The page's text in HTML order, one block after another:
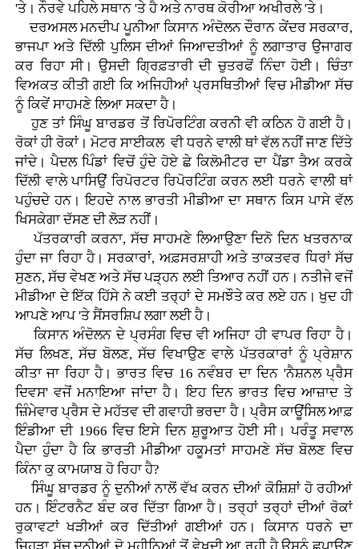
'ਤੇ। ਨੌਰਵੇ ਪਹਿਲੇ ਸਥਾਨ 'ਤੇ ਹੈ ਅਤੇ ਨਾਰਥ ਕੋਰੀਆ ਅਖੀਰਲੇ 'ਤੇ।
ਦਰਅਸਲ ਮਨਦੀਪ ਪੂਨੀਆ ਕਿਸਾਨ ਅੰਦੋਲਨ ਦੌਰਾਨ ਕੇਂਦਰ ਸਰਕਾਰ,
ਭਾਜਪਾ ਅਤੇ ਦਿੱਲੀ ਪੁਲਿਸ ਦੀਆਂ ਜਿਆਦਤੀਆਂ ਨੂੰ ਲਗਾਤਾਰ ਉਜਾਗਰ
ਕਰ ਰਿਹਾ ਸੀ। ਉਸਦੀ ਗ੍ਰਿਫ਼ਤਾਰੀ ਦੀ ਚੁਤਰਫੋਂ ਨਿੰਦਾ ਹੋਈ। ਚਿੰਤਾ
ਵਿਅਕਤ ਕੀਤੀ ਗਈ ਕਿ ਅਜਿਹੀਆਂ ਪ੍ਰਸਥਿਤੀਆਂ ਵਿਚ ਮੀਡੀਆ ਸੱਚ
ਨੂੰ ਕਿਵੇਂ ਸਾਹਮਣੇ ਲਿਆ ਸਕਦਾ ਹੈ।
ਹੁਣ ਤਾਂ ਸਿੰਘੂ ਬਾਰਡਰ ਤੋਂ ਰਿਪੋਰਟਿੰਗ ਕਰਨੀ ਵੀ ਕਠਿਨ ਹੋ ਗਈ ਹੈ।
ਰੋਕਾਂ ਹੀ ਰੋਕਾਂ। ਮੋਟਰ ਸਾਈਕਲ ਵੀ ਧਰਨੇ ਵਾਲੀ ਥਾਂ ਵੱਲ ਨਹੀਂ ਜਾਣ ਦਿੱਤੇ
ਜਾਂਦੇ। ਪੈਦਲ ਪਿੰਡਾਂ ਵਿਚੋਂ ਹੁੰਦੇ ਹੋਏ ਛੇ ਕਿਲੋਮੀਟਰ ਦਾ ਪੈਂਡਾ ਤੈਅ ਕਰਕੇ
ਦਿੱਲੀ ਵਾਲੇ ਪਾਸਿਉਂ ਰਿਪੋਰਟਰ ਰਿਪੋਰਟਿੰਗ ਕਰਨ ਲਈ ਧਰਨੇ ਵਾਲੀ ਥਾਂ
ਪਹੁੰਚਦੇ ਹਨ। ਇਹਦੇ ਨਾਲ ਭਾਰਤੀ ਮੀਡੀਆ ਦਾ ਸਥਾਨ ਕਿਸ ਪਾਸੇ ਵੱਲ
ਖਿਸਕੇਗਾ ਦੱਸਣ ਦੀ ਲੋੜ ਨਹੀਂ।
ਪੱਤਰਕਾਰੀ ਕਰਨਾ, ਸੱਚ ਸਾਹਮਣੇ ਲਿਆਉਣਾ ਦਿਨੋ ਦਿਨ ਖਤਰਨਾਕ
ਹੁੰਦਾ ਜਾ ਰਿਹਾ ਹੈ। ਸਰਕਾਰਾਂ, ਅਫ਼ਸਰਸ਼ਾਹੀ ਅਤੇ ਤਾਕਤਵਰ ਧਿਰਾਂ ਸੱਚ
ਸੁਣਨ, ਸੱਚ ਵੇਖਣ ਅਤੇ ਸੱਚ ਪੜ੍ਹਨ ਲਈ ਤਿਆਰ ਨਹੀਂ ਹਨ। ਨਤੀਜੇ ਵਜੋਂ
ਮੀਡੀਆ ਦੇ ਇੱਕ ਹਿੱਸੇ ਨੇ ਕਈ ਤਰ੍ਹਾਂ ਦੇ ਸਮਝੌਤੇ ਕਰ ਲਏ ਹਨ। ਖੁਦ ਹੀ
ਆਪਣੇ ਆਪ 'ਤੇ ਸੈਂਸਰਸ਼ਿਪ ਲਗਾ ਲਈ ਹੈ।
ਕਿਸਾਨ ਅੰਦੋਲਨ ਦੇ ਪ੍ਰਸੰਗ ਵਿਚ ਵੀ ਅਜਿਹਾ ਹੀ ਵਾਪਰ ਰਿਹਾ ਹੈ।
ਸੱਚ ਲਿਖਣ, ਸੱਚ ਬੋਲਣ, ਸੱਚ ਵਿਖਾਉਣ ਵਾਲੇ ਪੱਤਰਕਾਰਾਂ ਨੂੰ ਪ੍ਰੇਸ਼ਾਨ
ਕੀਤਾ ਜਾ ਰਿਹਾ ਹੈ। ਭਾਰਤ ਵਿਚ 16 ਨਵੰਬਰ ਦਾ ਦਿਨ 'ਨੈਸ਼ਨਲ ਪ੍ਰੈਸ
ਦਿਵਸ' ਵਜੋਂ ਮਨਾਇਆ ਜਾਂਦਾ ਹੈ। ਇਹ ਦਿਨ ਭਾਰਤ ਵਿਚ ਆਜ਼ਾਦ ਤੇ
ਜ਼ਿੰਮੇਵਾਰ ਪ੍ਰੈਸ ਦੇ ਮਹੱਤਵ ਦੀ ਗਵਾਹੀ ਭਰਦਾ ਹੈ। ਪ੍ਰੈਸ ਕਾਊਂਸਿਲ ਆਫ਼
ਇੰਡੀਆ ਦੀ 1966 ਵਿਚ ਇਸੇ ਦਿਨ ਸ਼ੁਰੂਆਤ ਹੋਈ ਸੀ। ਪਰੰਤੂ ਸਵਾਲ
ਪੈਦਾ ਹੁੰਦਾ ਹੈ ਕਿ ਭਾਰਤੀ ਮੀਡੀਆ ਹਕੂਮਤਾਂ ਸਾਹਮਣੇ ਸੱਚ ਬੋਲਣ ਵਿਚ
ਕਿੰਨਾ ਕੁ ਕਾਮਯਾਬ ਹੋ ਰਿਹਾ ਹੈ?
ਸਿੰਘੂ ਬਾਰਡਰ ਨੂੰ ਦੁਨੀਆਂ ਨਾਲੋਂ ਵੱਖ ਕਰਨ ਦੀਆਂ ਕੋਸ਼ਿਸ਼ਾਂ ਹੋ ਰਹੀਆਂ
ਹਨ। ਇੰਟਰਨੈਟ ਬੰਦ ਕਰ ਦਿੱਤਾ ਗਿਆ ਹੈ। ਤਰ੍ਹਾਂ ਤਰ੍ਹਾਂ ਦੀਆਂ ਰੋਕਾਂ
ਰੁਕਾਵਟਾਂ ਖੜੀਆਂ ਕਰ ਦਿੱਤੀਆਂ ਗਈਆਂ ਹਨ। ਕਿਸਾਨ ਧਰਨੇ ਦਾ